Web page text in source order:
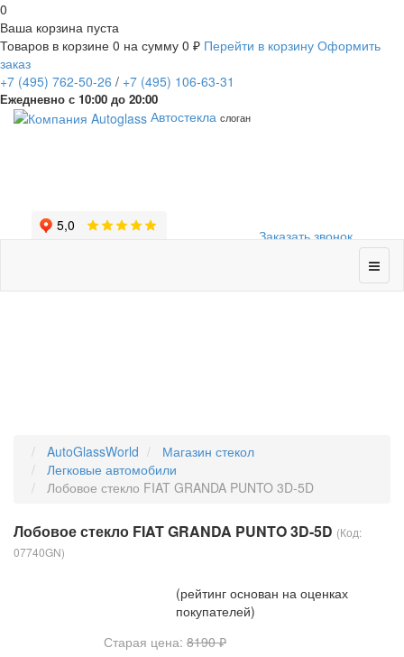
0
Ваша корзина пуста
Товаров в корзине 0 на сумму 0 ₽ Перейти в корзину Оформить
заказ
+7 (495) 762-50-26 / +7 (495) 106-63-31
Ежедневно с 10:00 до 20:00
Заказать звонок
Автостекла слоган
AutoGlassWorld
Магазин стекол
Легковые автомобили
Лобовое стекло FIAT GRANDA PUNTO 3D-5D
Лобовое стекло FIAT GRANDA PUNTO 3D-5D (Код:
07740GN)
(рейтинг основан на оценках
покупателей)
Старая цена: 8190 ₽